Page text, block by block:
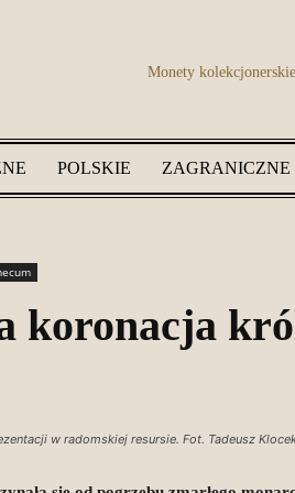
POLSKIE ZAGRANICZNE
koronacja
w radomskiej resursie. Fot. Tadeusz